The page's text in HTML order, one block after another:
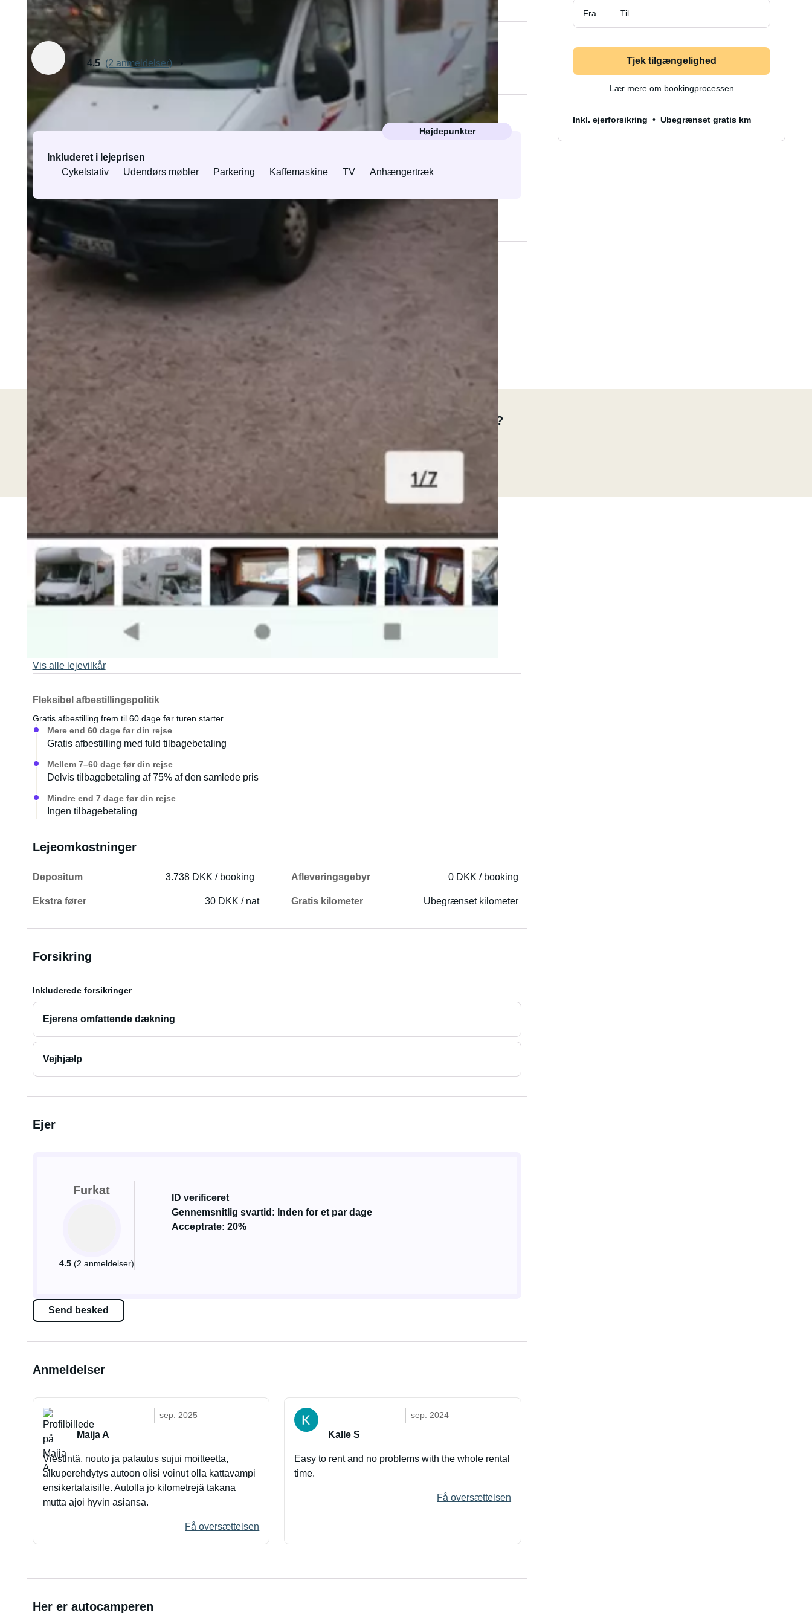
Udlejet af Furkat
4.5 (2 anmeldelser) Verificeret ejer
Udstyr og tjenester
Højdepunkter
Inkluderet i lejeprisen
Cykelstativ
Udendørs møbler Parkering Kaffemaskine TV Anhængertræk
Alt udstyr og tjenester
Om køretøjet
Mærke og model
Fiat Ducato Lava / Alusta 2.3 JTD
Diesel
Ikke helt den rigtige autocamper?
Se flere muligheder
Regler og priser
Minimumsalder for lejer: 21 år
Rygning ikke tilladt
Festivaler er tilladt
Børn under 12 år er tilladt
Vis alle lejevilkår
Fleksibel afbestillingspolitik
Gratis afbestilling frem til 60 dage før turen starter
Mere end 60 dage før din rejse
Gratis afbestilling med fuld tilbagebetaling
Mellem 7–60 dage før din rejse
Delvis tilbagebetaling af 75% af den samlede pris
Mindre end 7 dage før din rejse
Ingen tilbagebetaling
Lejeomkostninger
Depositum 3.738 DKK / booking Afleveringsgebyr 0 DKK / booking
Ekstra fører 30 DKK / nat Gratis kilometer Ubegrænset kilometer
Forsikring
Inkluderede forsikringer
Ejerens omfattende dækning
Vejhjælp
Ejer
Furkat
4.5 (2 anmeldelser)
ID verificeret
Gennemsnitlig svartid: Inden for et par dage
Acceptrate: 20%
Send besked
Anmeldelser
sep. 2025
Maija A
Viestintä, nouto ja palautus sujui moitteetta,
alkuperehdytys autoon olisi voinut olla kattavampi
ensikertalaisille. Autolla jo kilometrejä takana
mutta ajoi hyvin asiansa.
Få oversættelsen
sep. 2024
Kalle S
Easy to rent and no problems with the whole rental
time.
Få oversættelsen
Her er autocamperen
Fra Til
Tjek tilgængelighed
Lær mere om bookingprocessen
Inkl. ejerforsikring Ubegrænset gratis km